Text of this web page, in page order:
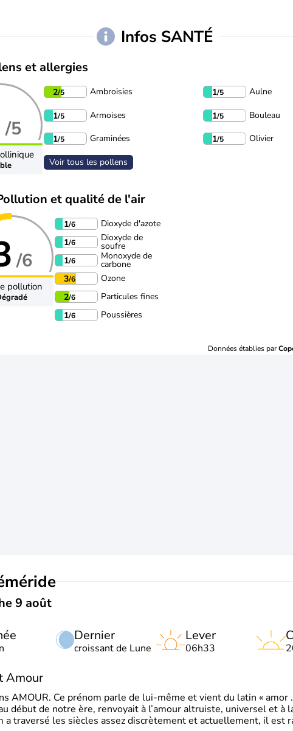
Infos SANTÉ
et allergies
/5
2/5 Ambroisies 1/5 Aulne
1/5 Armoises 1/5 Bouleau
1/5 Graminées 1/5 Olivier
Voir tous les pollens
et qualité de l'air
/6
pollution
1/6
Dioxyde d'azote
1/6 Dioxyde de
soufre
1/6 Monoxyde de
carbone
3/6
Ozone
2/6
Particules fines
1/6 Poussières
Données établies par
9 août
Dernier
croissant de Lune
Lever
06h33
Amour
AMOUR. Ce prénom parle de lui-même et vient du latin « amor
début de notre ère, renvoyait à l’amour altruiste, universel et à
a traversé les siècles assez discrètement et actuellement, il est